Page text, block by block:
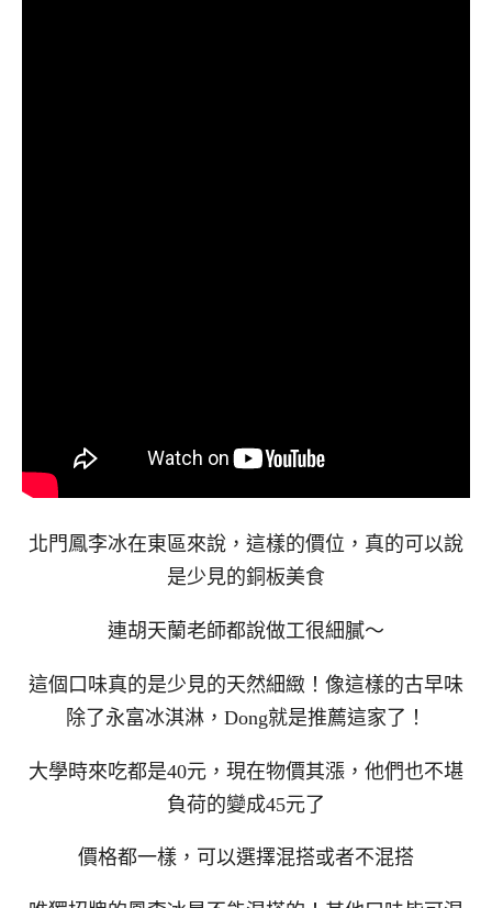
北門鳳李冰在東區來說，這樣的價位，真的可以說
是少見的銅板美食
連胡天蘭老師都說做工很細膩～
這個口味真的是少見的天然細緻！像這樣的古早味
除了永富冰淇淋，Dong就是推薦這家了！
大學時來吃都是40元，現在物價其漲，他們也不堪
負荷的變成45元了
價格都一樣，可以選擇混搭或者不混搭